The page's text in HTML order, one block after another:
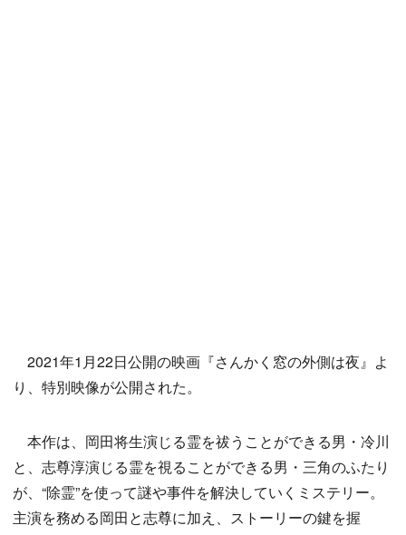
2021年1月22日公開の映画『さんかく窓の外側は夜』よ
り、特別映像が公開された。
本作は、岡田将生演じる霊を祓うことができる男・冷川
と、志尊淳演じる霊を視ることができる男・三角のふたり
が、“除霊”を使って謎や事件を解決していくミステリー。
主演を務める岡田と志尊に加え、ストーリーの鍵を握